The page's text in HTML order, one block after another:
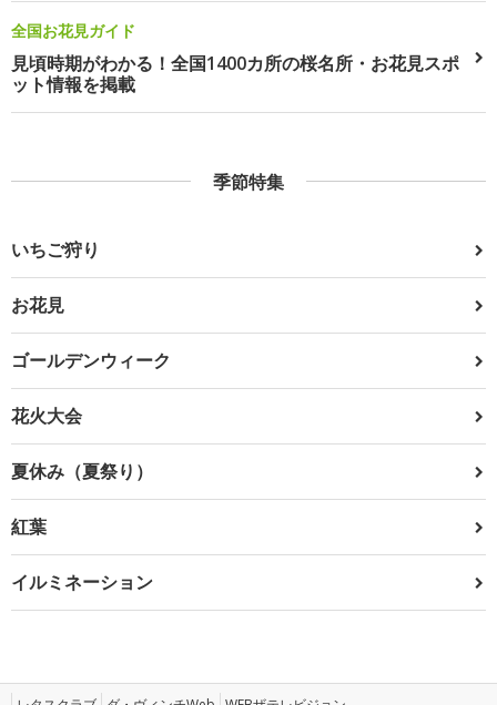
全国お花見ガイド
見頃時期がわかる！全国1400カ所の桜名所・お花見スポ
ット情報を掲載
季節特集
いちご狩り
お花見
ゴールデンウィーク
花火大会
夏休み（夏祭り）
紅葉
イルミネーション